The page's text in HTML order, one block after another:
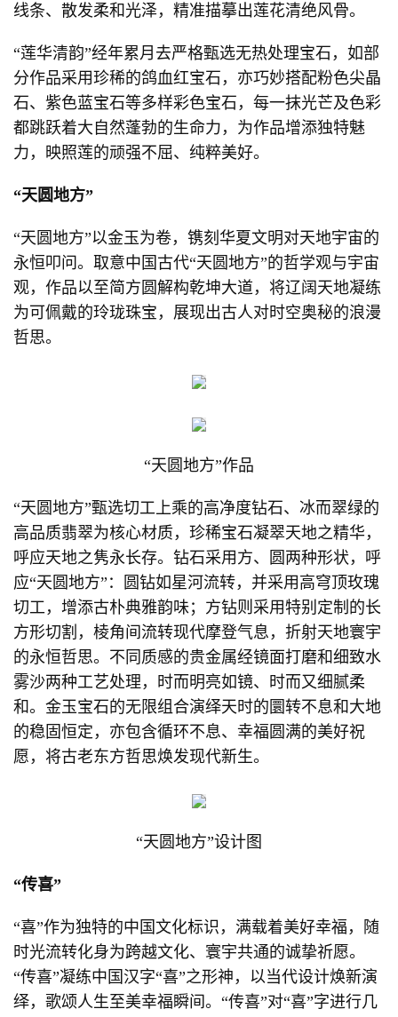
线条、散发柔和光泽，精准描摹出莲花清绝风骨。
“莲华清韵”经年累月去严格甄选无热处理宝石，如部
分作品采用珍稀的鸽血红宝石，亦巧妙搭配粉色尖晶
石、紫色蓝宝石等多样彩色宝石，每一抹光芒及色彩
都跳跃着大自然蓬勃的生命力，为作品增添独特魅
力，映照莲的顽强不屈、纯粹美好。
“天圆地方”
“天圆地方”以金玉为卷，镌刻华夏文明对天地宇宙的
永恒叩问。取意中国古代“天圆地方”的哲学观与宇宙
观，作品以至简方圆解构乾坤大道，将辽阔天地凝练
为可佩戴的玲珑珠宝，展现出古人对时空奥秘的浪漫
哲思。
“天圆地方”作品
“天圆地方”甄选切工上乘的高净度钻石、冰而翠绿的
高品质翡翠为核心材质，珍稀宝石凝翠天地之精华，
呼应天地之隽永长存。钻石采用方、圆两种形状，呼
应“天圆地方”：圆钻如星河流转，并采用高穹顶玫瑰
切工，增添古朴典雅韵味；方钻则采用特别定制的长
方形切割，棱角间流转现代摩登气息，折射天地寰宇
的永恒哲思。不同质感的贵金属经镜面打磨和细致水
雾沙两种工艺处理，时而明亮如镜、时而又细腻柔
和。金玉宝石的无限组合演绎天时的圜转不息和大地
的稳固恒定，亦包含循环不息、幸福圆满的美好祝
愿，将古老东方哲思焕发现代新生。
“天圆地方”设计图
“传喜”
“喜”作为独特的中国文化标识，满载着美好幸福，随
时光流转化身为跨越文化、寰宇共通的诚挚祈愿。
“传喜”凝练中国汉字“喜”之形神，以当代设计焕新演
绎，歌颂人生至美幸福瞬间。“传喜”对“喜”字进行几